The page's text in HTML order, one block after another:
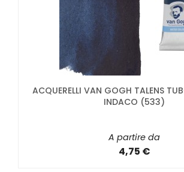
ACQUERELLI VAN GOGH TALENS
INDACO (533)
A partire da
4,75 €